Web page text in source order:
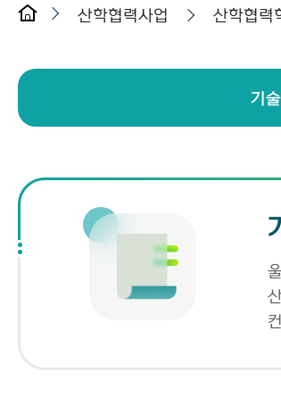
산학협력사업 산학협력
기